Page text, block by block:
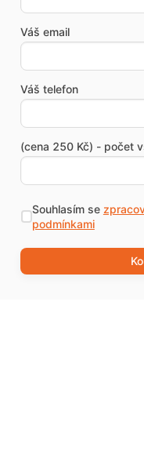
Váš email
Váš telefon
(cena 250 Kč) - počet
Souhlasím se
podmínkami